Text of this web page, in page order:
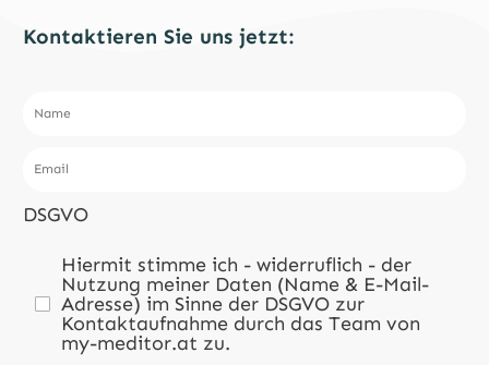
Kontaktieren Sie uns jetzt:
DSGVO
Hiermit stimme ich - widerruflich - der
Nutzung meiner Daten (Name & E-Mail-
Adresse) im Sinne der DSGVO zur
Kontaktaufnahme durch das Team von
my-meditor.at zu.